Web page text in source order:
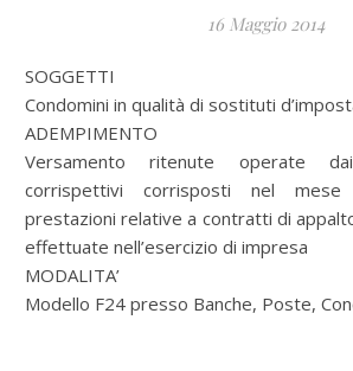
16 Maggio 2014
SOGGETTI
Condomini in qualità di sostituti
ADEMPIMENTO
Versamento ritenute operate
corrispettivi corrisposti nel
prestazioni relative a contratti di
effettuate nell’esercizio di impresa
MODALITA’
Modello F24 presso Banche, Poste,